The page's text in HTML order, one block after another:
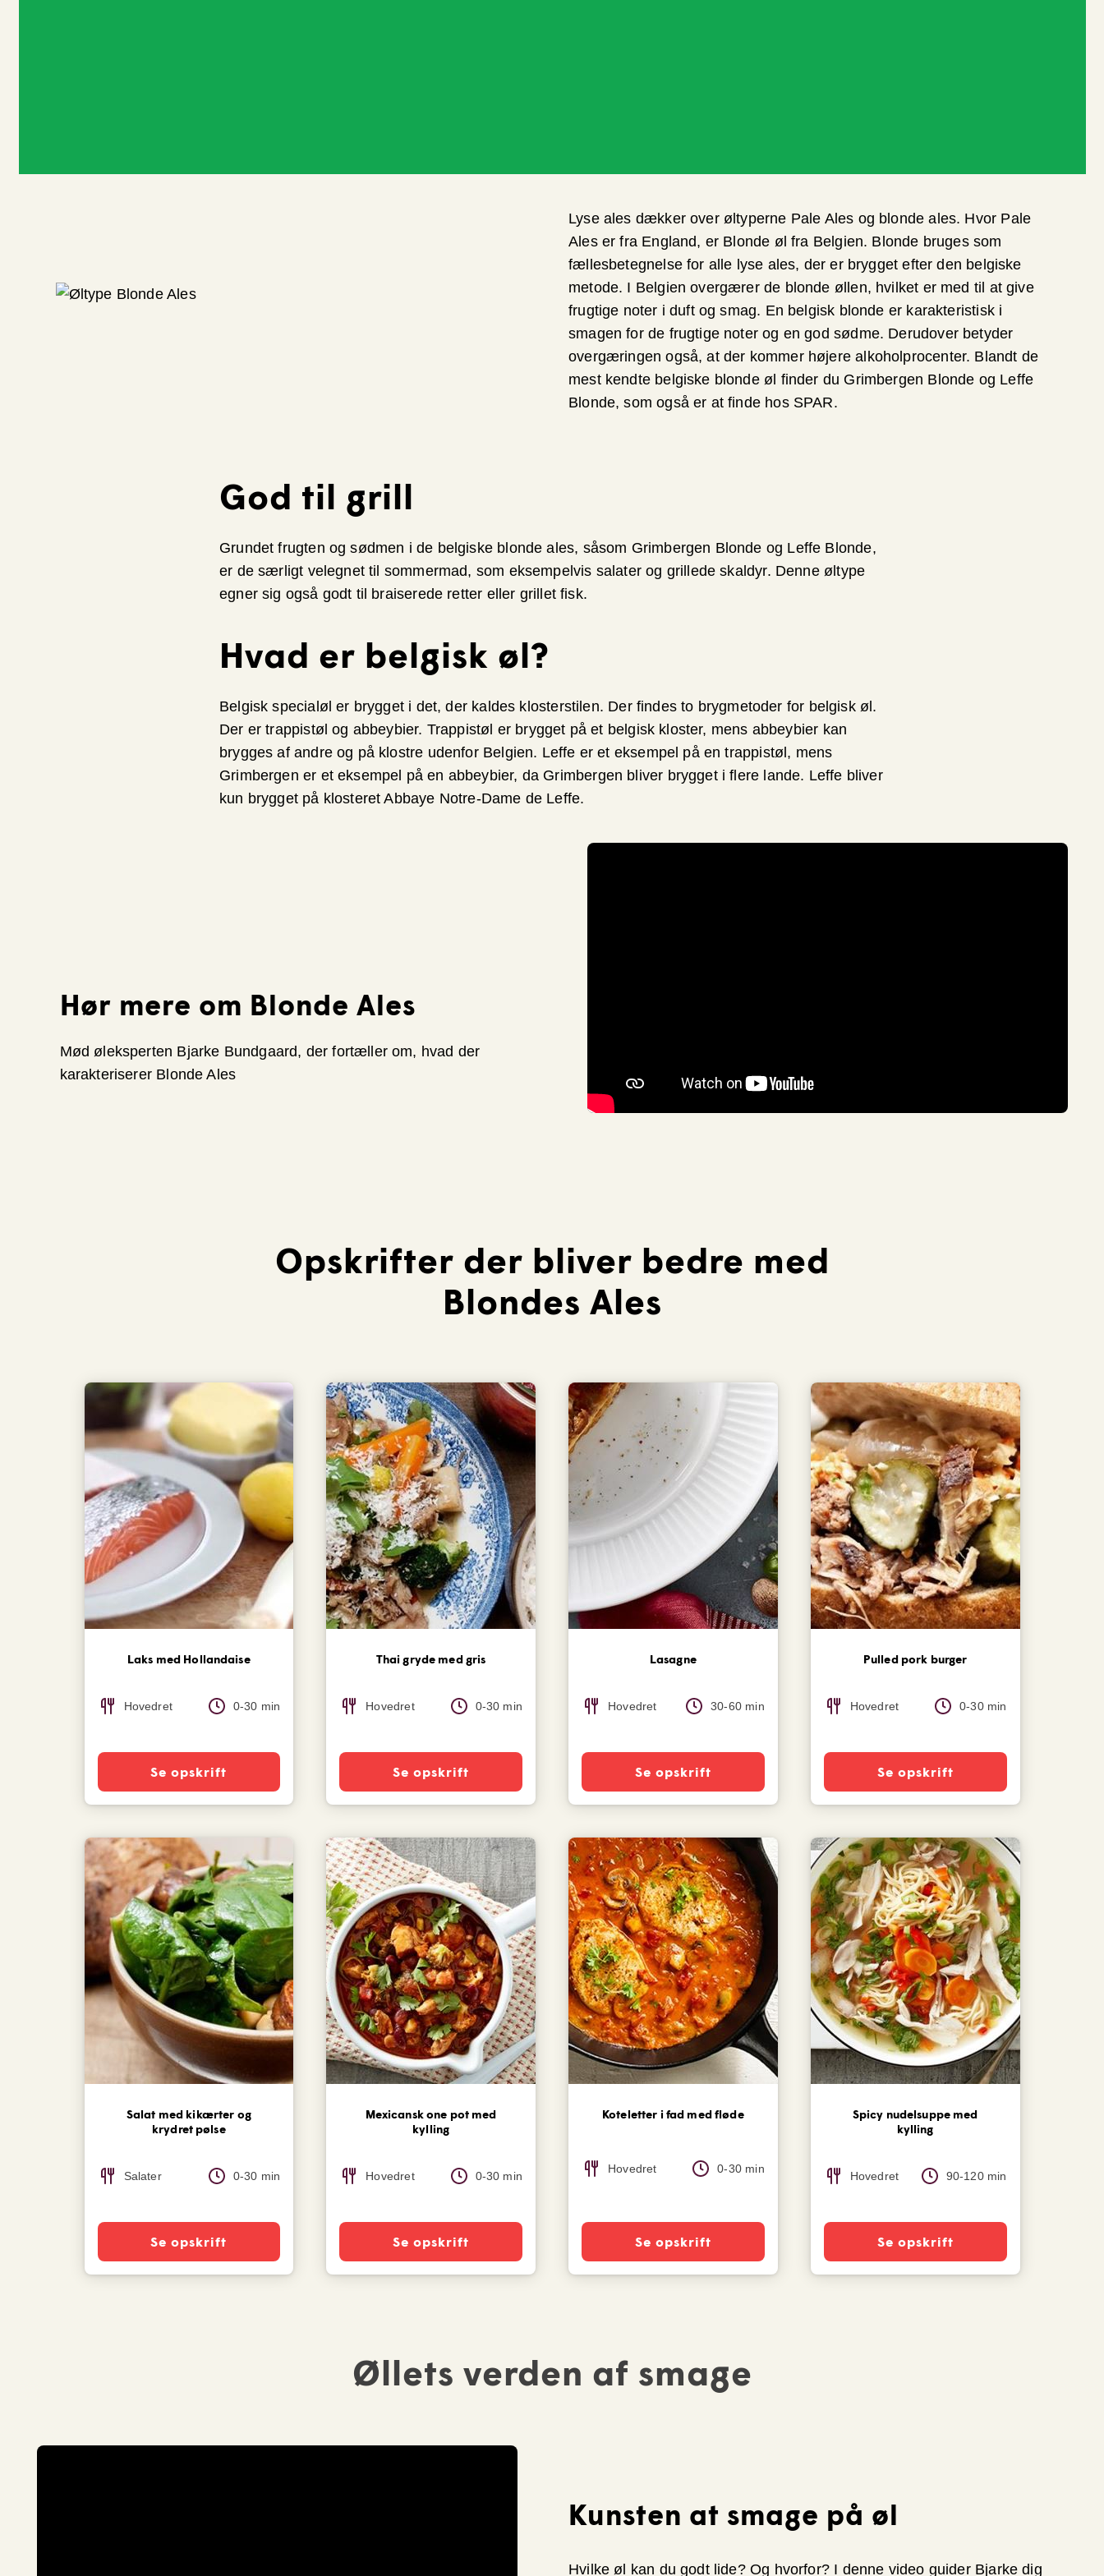
Lyse ales dækker over øltyperne Pale Ales og blonde ales. Hvor Pale
Ales er fra England, er Blonde øl fra Belgien. Blonde bruges som
fællesbetegnelse for alle lyse ales, der er brygget efter den belgiske
metode. I Belgien overgærer de blonde øllen, hvilket er med til at give
frugtige noter i duft og smag. En belgisk blonde er karakteristisk i
smagen for de frugtige noter og en god sødme. Derudover betyder
overgæringen også, at der kommer højere alkoholprocenter. Blandt de
mest kendte belgiske blonde øl finder du Grimbergen Blonde og Leffe
Blonde, som også er at finde hos SPAR.
God til grill
Grundet frugten og sødmen i de belgiske blonde ales, såsom Grimbergen Blonde og Leffe Blonde,
er de særligt velegnet til sommermad, som eksempelvis salater og grillede skaldyr. Denne øltype
egner sig også godt til braiserede retter eller grillet fisk.
Hvad er belgisk øl?
Belgisk specialøl er brygget i det, der kaldes klosterstilen. Der findes to brygmetoder for belgisk øl.
Der er trappistøl og abbeybier. Trappistøl er brygget på et belgisk kloster, mens abbeybier kan
brygges af andre og på klostre udenfor Belgien. Leffe er et eksempel på en trappistøl, mens
Grimbergen er et eksempel på en abbeybier, da Grimbergen bliver brygget i flere lande. Leffe bliver
kun brygget på klosteret Abbaye Notre-Dame de Leffe.
Hør mere om Blonde Ales
Mød øleksperten Bjarke Bundgaard, der fortæller om, hvad der
karakteriserer Blonde Ales
Opskrifter der bliver bedre med
Blondes Ales
Laks med Hollandaise
Hovedret 0-30 min
Se opskrift
Thai gryde med gris
Hovedret 0-30 min
Se opskrift
Lasagne
Hovedret 30-60 min
Se opskrift
Pulled pork burger
Hovedret 0-30 min
Se opskrift
Salat med kikærter og
krydret pølse
Salater 0-30 min
Se opskrift
Mexicansk one pot med
kylling
Hovedret 0-30 min
Se opskrift
Koteletter i fad med fløde
Hovedret 0-30 min
Se opskrift
Spicy nudelsuppe med
kylling
Hovedret 90-120 min
Se opskrift
Øllets verden af smage
Kunsten at smage på øl
Hvilke øl kan du godt lide? Og hvorfor? I denne video guider Bjarke dig